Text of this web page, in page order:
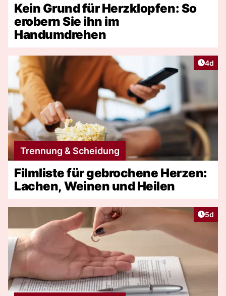
Kein Grund für Herzklopfen: So
erobern Sie ihn im
Handumdrehen
4d
Trennung & Scheidung
Filmliste für gebrochene Herzen:
Lachen, Weinen und Heilen
5d